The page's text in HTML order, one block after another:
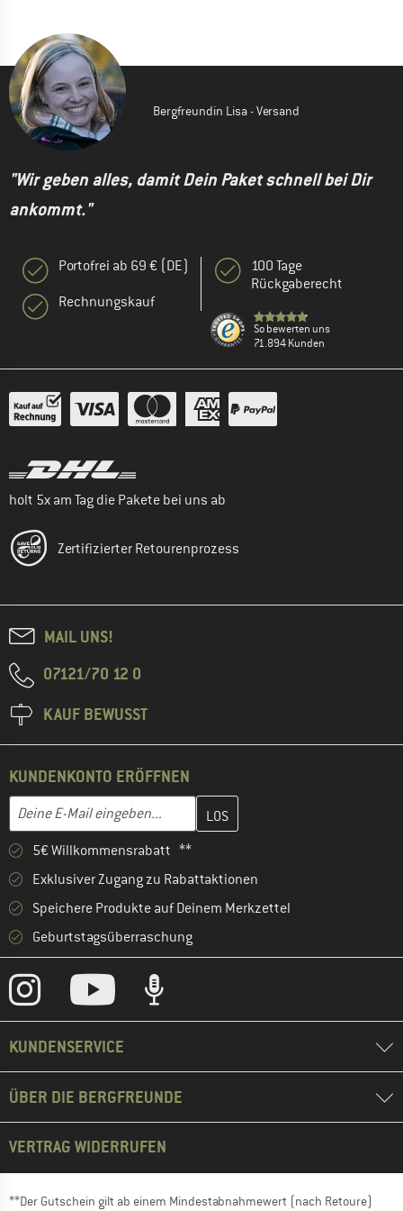
Bergfreundin Lisa - Versand
"Wir geben alles, damit Dein Paket schnell bei Dir
ankommt."
Portofrei ab 69 € (DE)
Rechnungskauf
100 Tage
Rückgaberecht
So bewerten uns
71.894 Kunden
holt 5x am Tag die Pakete bei uns ab
Zertifizierter Retourenprozess
MAIL UNS!
07121/70 12 0
KAUF BEWUSST
KUNDENKONTO ERÖFFNEN
E-Mail-Adresse
Gib hier deine E-Mail-Adresse ein und erstelle im nächsten
5€ Willkommensrabatt **
Exklusiver Zugang zu Rabattaktionen
Speichere Produkte auf Deinem Merkzettel
Geburtstagsüberraschung
KUNDENSERVICE
ÜBER DIE BERGFREUNDE
VERTRAG WIDERRUFEN
**Der Gutschein gilt ab einem Mindestabnahmewert (nach Retoure)